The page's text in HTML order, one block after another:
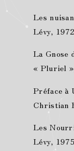
Les
Lévy,
La Gnose
« Pluriel
Préface à
Christian
Les
Lévy,